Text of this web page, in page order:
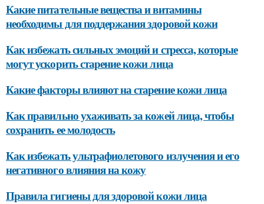
Какие питательные вещества и витамины
необходимы для поддержания здоровой кожи
Как избежать сильных эмоций и стресса, которые
могут ускорить старение кожи лица
Какие факторы влияют на старение кожи лица
Как правильно ухаживать за кожей лица, чтобы
сохранить ее молодость
Как избежать ультрафиолетового излучения и его
негативного влияния на кожу
Правила гигиены для здоровой кожи лица